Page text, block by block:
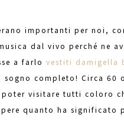
importanti per noi,
dal vivo perché ne
a farlo vestiti damigella
completo! Circa
visitare tutti coloro
quanto ha significato